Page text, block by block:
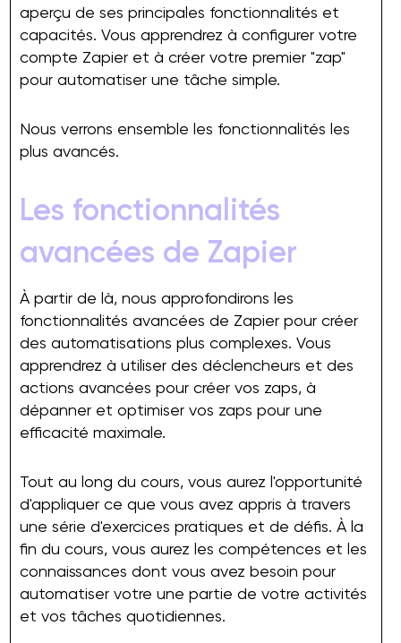
aperçu de ses principales fonctionnalités et
capacités. Vous apprendrez à configurer votre
compte Zapier et à créer votre premier "zap"
pour automatiser une tâche simple.
Nous verrons ensemble les fonctionnalités les
plus avancés.
Les fonctionnalités
avancées de Zapier
À partir de là, nous approfondirons les
fonctionnalités avancées de Zapier pour créer
des automatisations plus complexes. Vous
apprendrez à utiliser des déclencheurs et des
actions avancées pour créer vos zaps, à
dépanner et optimiser vos zaps pour une
efficacité maximale.
Tout au long du cours, vous aurez l'opportunité
d'appliquer ce que vous avez appris à travers
une série d'exercices pratiques et de défis. À la
fin du cours, vous aurez les compétences et les
connaissances dont vous avez besoin pour
automatiser votre une partie de votre activités
et vos tâches quotidiennes.